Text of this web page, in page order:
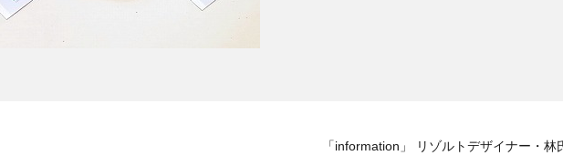
「information」 リゾルトデザイナー・